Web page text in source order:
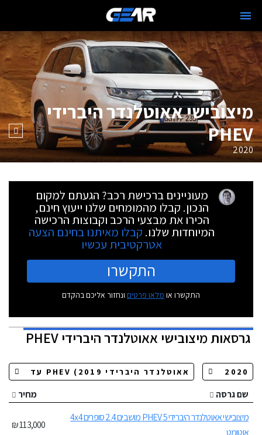
מיצובישי אאוטלנדר היברידי
PHEV
2020
מעוניינים ברכישת רכב? הגעתם למקום
הנכון. קבלו מהמומחים שלנו ייעוץ חינם,
הכירו את מבצעי הרכב וקבוצות הרכישה
המיוחדות שלנו. קבלו מאיתנו בחינם הצעה
אטרקטיבית עכשיו
התקשרו
התקשרו או מלאו פרטים ונחזור אליכם בהקדם
גרסאותמיצובישי אאוטלנדר היברידי PHEV
שם גרסה
מחיר
מיצובישי אאוטלנדר היברידי PHEV 5 מושבים 2.4 סופרים 4x4
113,000 ₪